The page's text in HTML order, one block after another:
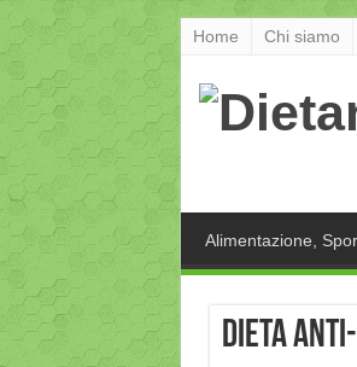
Home Chi siamo
Alimentazione,
Dieta